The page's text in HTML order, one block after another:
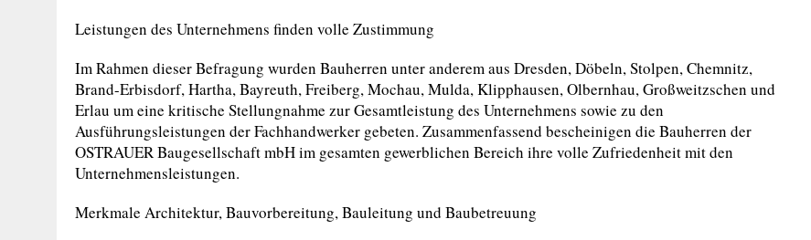
Leistungen des Unternehmens finden volle Zustimmung
Im Rahmen dieser Befragung wurden Bauherren unter anderem aus Dresden, Döbeln, Stolpen, Chemnitz,
Brand-Erbisdorf, Hartha, Bayreuth, Freiberg, Mochau, Mulda, Klipphausen, Olbernhau, Großweitzschen und
Erlau um eine kritische Stellungnahme zur Gesamtleistung des Unternehmens sowie zu den
Ausführungsleistungen der Fachhandwerker gebeten. Zusammenfassend bescheinigen die Bauherren der
OSTRAUER Baugesellschaft mbH im gesamten gewerblichen Bereich ihre volle Zufriedenheit mit den
Unternehmensleistungen.
Merkmale Architektur, Bauvorbereitung, Bauleitung und Baubetreuung